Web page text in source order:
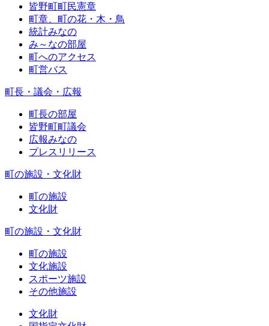
皆野町町民憲章
町章、町の花・木・鳥
統計みなの
み～なの部屋
町へのアクセス
町営バス
町長・議会・広報
町長の部屋
皆野町町議会
広報みなの
プレスリリース
町の施設・文化財
町の施設
文化財
町の施設・文化財
町の施設
文化施設
スポーツ施設
その他施設
文化財